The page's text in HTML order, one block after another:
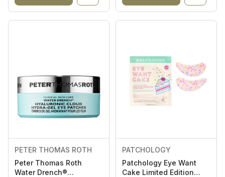
PETER THOMAS ROTH
Peter Thomas Roth
Water Drench®
PATCHOLOGY
Patchology Eye Want
Cake Limited Edition